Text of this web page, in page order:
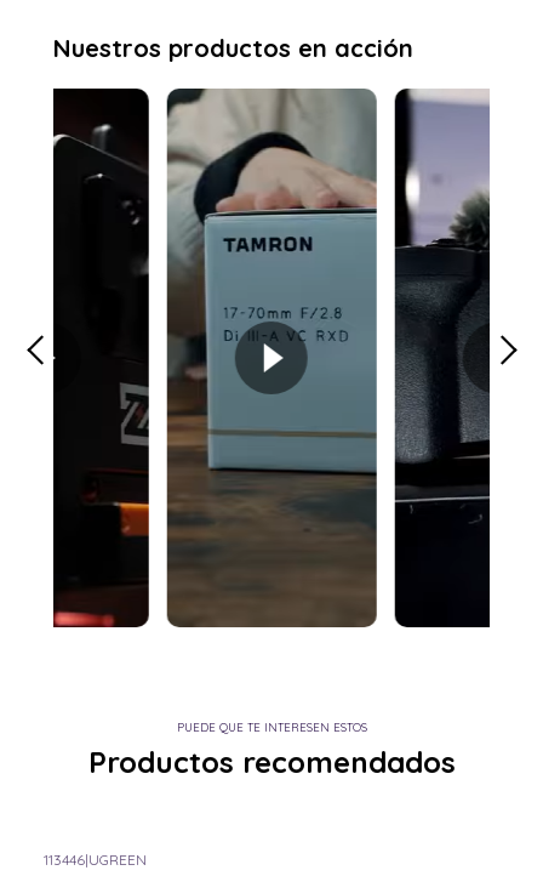
PUEDE QUE TE INTERESEN ESTOS
Productos recomendados
113446|UGREEN